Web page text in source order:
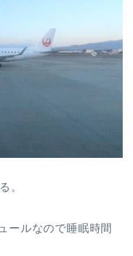
。
ールなので睡眠時間